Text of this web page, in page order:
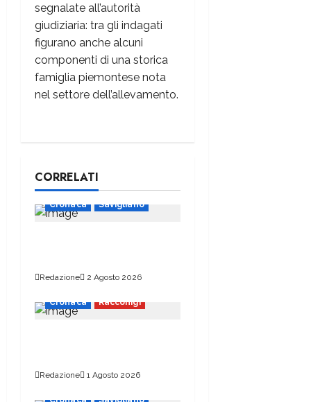
segnalate all’autorità
giudiziaria: tra gli indagati
figurano anche alcuni
componenti di una storica
famiglia piemontese nota
nel settore dell’allevamento.
CORRELATI
Cronaca Savigliano
Redazione 2 Agosto 2026
Cronaca Racconigi
Redazione 1 Agosto 2026
Cronaca Savigliano